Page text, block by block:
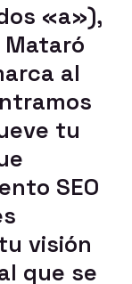
«a»),
al
tu
SEO
visión
que se